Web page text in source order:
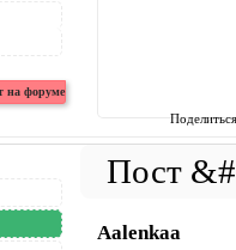
Aalenkaa